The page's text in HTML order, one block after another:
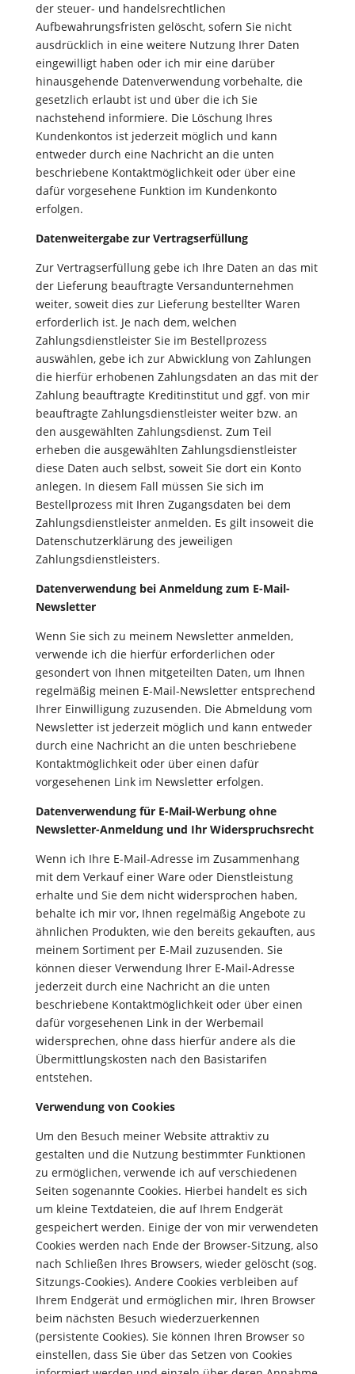
der steuer- und handelsrechtlichen
Aufbewahrungsfristen gelöscht, sofern Sie nicht
ausdrücklich in eine weitere Nutzung Ihrer Daten
eingewilligt haben oder ich mir eine darüber
hinausgehende Datenverwendung vorbehalte, die
gesetzlich erlaubt ist und über die ich Sie
nachstehend informiere. Die Löschung Ihres
Kundenkontos ist jederzeit möglich und kann
entweder durch eine Nachricht an die unten
beschriebene Kontaktmöglichkeit oder über eine
dafür vorgesehene Funktion im Kundenkonto
erfolgen.
Datenweitergabe zur Vertragserfüllung
Zur Vertragserfüllung gebe ich Ihre Daten an das mit
der Lieferung beauftragte Versandunternehmen
weiter, soweit dies zur Lieferung bestellter Waren
erforderlich ist. Je nach dem, welchen
Zahlungsdienstleister Sie im Bestellprozess
auswählen, gebe ich zur Abwicklung von Zahlungen
die hierfür erhobenen Zahlungsdaten an das mit der
Zahlung beauftragte Kreditinstitut und ggf. von mir
beauftragte Zahlungsdienstleister weiter bzw. an
den ausgewählten Zahlungsdienst. Zum Teil
erheben die ausgewählten Zahlungsdienstleister
diese Daten auch selbst, soweit Sie dort ein Konto
anlegen. In diesem Fall müssen Sie sich im
Bestellprozess mit Ihren Zugangsdaten bei dem
Zahlungsdienstleister anmelden. Es gilt insoweit die
Datenschutzerklärung des jeweiligen
Zahlungsdienstleisters.
Datenverwendung bei Anmeldung zum E-Mail-
Newsletter
Wenn Sie sich zu meinem Newsletter anmelden,
verwende ich die hierfür erforderlichen oder
gesondert von Ihnen mitgeteilten Daten, um Ihnen
regelmäßig meinen E-Mail-Newsletter entsprechend
Ihrer Einwilligung zuzusenden. Die Abmeldung vom
Newsletter ist jederzeit möglich und kann entweder
durch eine Nachricht an die unten beschriebene
Kontaktmöglichkeit oder über einen dafür
vorgesehenen Link im Newsletter erfolgen.
Datenverwendung für E-Mail-Werbung ohne
Newsletter-Anmeldung und Ihr Widerspruchsrecht
Wenn ich Ihre E-Mail-Adresse im Zusammenhang
mit dem Verkauf einer Ware oder Dienstleistung
erhalte und Sie dem nicht widersprochen haben,
behalte ich mir vor, Ihnen regelmäßig Angebote zu
ähnlichen Produkten, wie den bereits gekauften, aus
meinem Sortiment per E-Mail zuzusenden. Sie
können dieser Verwendung Ihrer E-Mail-Adresse
jederzeit durch eine Nachricht an die unten
beschriebene Kontaktmöglichkeit oder über einen
dafür vorgesehenen Link in der Werbemail
widersprechen, ohne dass hierfür andere als die
Übermittlungskosten nach den Basistarifen
entstehen.
Verwendung von Cookies
Um den Besuch meiner Website attraktiv zu
gestalten und die Nutzung bestimmter Funktionen
zu ermöglichen, verwende ich auf verschiedenen
Seiten sogenannte Cookies. Hierbei handelt es sich
um kleine Textdateien, die auf Ihrem Endgerät
gespeichert werden. Einige der von mir verwendeten
Cookies werden nach Ende der Browser-Sitzung, also
nach Schließen Ihres Browsers, wieder gelöscht (sog.
Sitzungs-Cookies). Andere Cookies verbleiben auf
Ihrem Endgerät und ermöglichen mir, Ihren Browser
beim nächsten Besuch wiederzuerkennen
(persistente Cookies). Sie können Ihren Browser so
einstellen, dass Sie über das Setzen von Cookies